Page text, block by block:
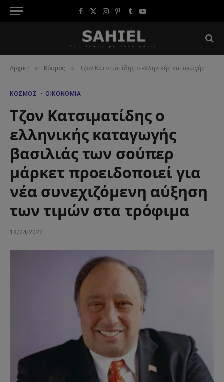
Facebook
X
Instagram
Pinterest
TumblrYouTube
Αρχική » Κόσμος » Τζον Κατσιματίδης ο ελληνικής καταγωγής βασιλιάς των σούπερ μάρκετ προειδοποιεί για νέα συνεχιζόμενη αύξηση των τιμών στα τρόφιμα
ΚΌΣΜΟΣ ΟΙΚΟΝΟΜΊΑ
Τζον Κατσιματίδης ο
ελληνικής καταγωγής
βασιλιάς των σούπερ
μάρκετ προειδοποιεί για
νέα συνεχιζόμενη αύξηση
των τιμών στα τρόφιμα
18/04/2022